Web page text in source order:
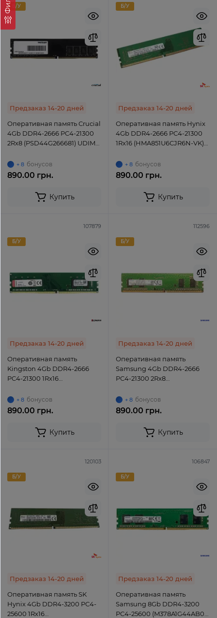
Б/У
Предзаказ 14-20 дней
Оперативная память Crucial
4Gb DDR4-2666 PC4-21300
2Rx8 (PSD44G266681) UDIMM
+ 8 бонусов
890.00 грн.
Купить
Б/У
Предзаказ 14-20 дней
Оперативная память Hynix
4Gb DDR4-2666 PC4-21300
1Rx16 (HMA851U6CJR6N-VK)
+ 8 бонусов
890.00 грн.
Купить
107879
Б/У
Предзаказ 14-20 дней
Оперативная память
Kingston 4Gb DDR4-2666
PC4-21300 1Rx16
ECC Unbuffered
+ 8 бонусов
890.00 грн.
Купить
112596
Б/У
Предзаказ 14-20 дней
Оперативная память
Samsung 4Gb DDR4-2666
PC4-21300 2Rx8
UDIMM Non-ECC Unbuffered
+ 8 бонусов
890.00 грн.
Купить
120103
Б/У
Предзаказ 14-20 дней
Оперативная память SK
Hynix 4Gb DDR4-3200 PC4-
25600 1Rx16
106847
Б/У
Предзаказ 14-20 дней
Оперативная память
Samsung 8Gb DDR4-3200
PC4-25600 (M378A1G44AB0-